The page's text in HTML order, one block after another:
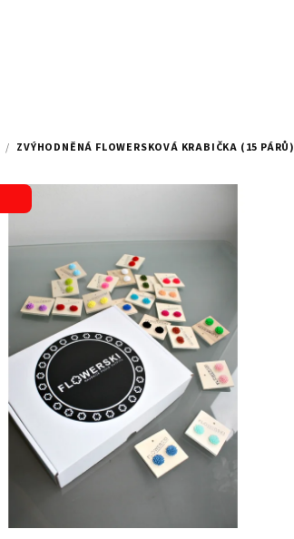
/ ZVÝHODNĚNÁ FLOWERSKOVÁ KRABIČKA (15 PÁRŮ)